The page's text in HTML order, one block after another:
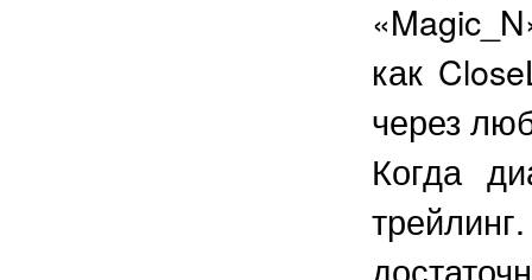
как
через
Когда